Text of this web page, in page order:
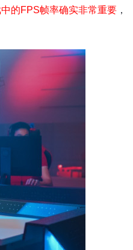
的FPS帧率确实非常重要 ，